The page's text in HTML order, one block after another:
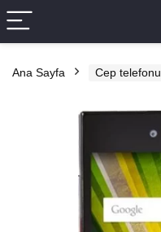
Ana Sayfa Cep telefonu